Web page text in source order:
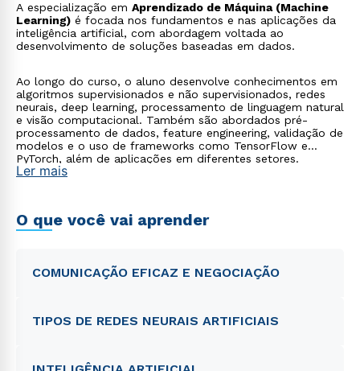
A especialização em Aprendizado de Máquina (Machine
Learning) é focada nos fundamentos e nas aplicações da
inteligência artificial, com abordagem voltada ao
desenvolvimento de soluções baseadas em dados.
Ao longo do curso, o aluno desenvolve conhecimentos em
algoritmos supervisionados e não supervisionados, redes
neurais, deep learning, processamento de linguagem natural
e visão computacional. Também são abordados pré-
processamento de dados, feature engineering, validação de
modelos e o uso de frameworks como TensorFlow e
PyTorch, além de aplicações em diferentes setores.
Ler mais
O que você vai aprender
COMUNICAÇÃO EFICAZ E NEGOCIAÇÃO
TIPOS DE REDES NEURAIS ARTIFICIAIS